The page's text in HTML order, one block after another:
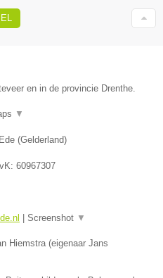
en in de provincie Drenthe.
▼
Ede (Gelderland)
60967307
| Screenshot ▼
Hiemstra (eigenaar Jans